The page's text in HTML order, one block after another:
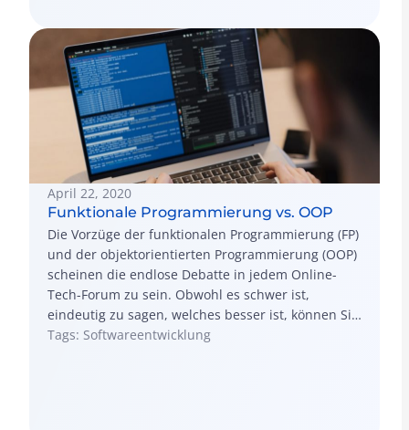
April 22, 2020
Funktionale Programmierung vs. OOP
Die Vorzüge der funktionalen Programmierung (FP)
und der objektorientierten Programmierung (OOP)
scheinen die endlose Debatte in jedem Online-
Tech-Forum zu sein. Obwohl es schwer ist,
eindeutig zu sagen, welches besser ist, können Sie
ihre Unterschiede beurteilen, um zu sehen,
Tags: Softwareentwicklung